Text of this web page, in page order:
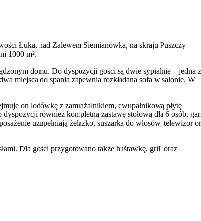
Łuka, nad Zalewem Siemianówka, na skraju Puszczy
1000 m².
domu. Do dyspozycji gości są dwie sypialnie – jedna z
miejsca do spania zapewnia rozkładana sofa w salonie. W
on lodówkę z zamrażalnikiem, dwupalnikową płytę
również kompletną zastawę stołową dla 6 osób,
uzupełniają żelazko, suszarka do włosów, telewizor
Dla gości przygotowano także huśtawkę, grill oraz
na terenie posesji.